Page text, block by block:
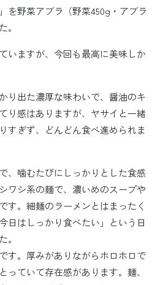
を野菜アブラ（野菜450g・アブラ
。
いますが、今回も最高に美味しか
り出た濃厚な味わいで、醤油のキ
り感はありますが、ヤサイと一緒
すぎず、どんどん食べ進められま
、噛むたびにしっかりとした食感
ワシ系の麺で、濃いめのスープや
す。細麺のラーメンとはまったく
日はしっかり食べたい」という日
。
す。厚みがありながらホロホロで
っていて存在感があります。麺、